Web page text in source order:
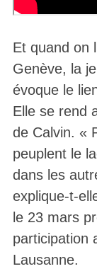
Et quand on
Genève, la
évoque le
Elle se rend
de Calvin. «
peuplent le
dans les
explique-t-
le 23 mars
participation
Lausanne.